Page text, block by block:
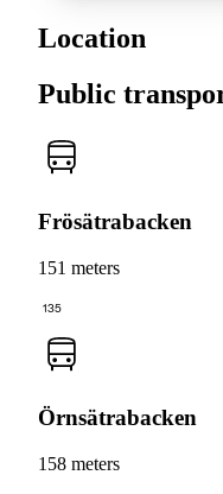
Location
Public
Frösätrabacken
151 meters
135
Örnsätrabacken
158 meters